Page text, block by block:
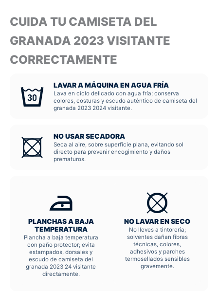
CUIDA TU CAMISETA DEL
GRANADA 2023 VISITANTE
CORRECTAMENTE
LAVAR A MÁQUINA EN AGUA FRÍA
Lava en ciclo delicado con agua fría; conserva
colores, costuras y escudo auténtico de camiseta del
granada 2023 2024 visitante.
NO USAR SECADORA
Seca al aire, sobre superficie plana, evitando sol
directo para prevenir encogimiento y daños
prematuros.
PLANCHAS A BAJA
TEMPERATURA
Plancha a baja temperatura
con paño protector; evita
estampados, dorsales y
escudo de camiseta del
granada 2023 24 visitante
directamente.
NO LAVAR EN SECO
No lleves a tintorería;
solventes dañan fibras
técnicas, colores,
adhesivos y parches
termosellados sensibles
gravemente.